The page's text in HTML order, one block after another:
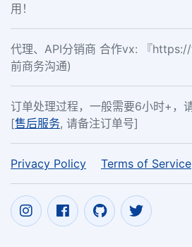
用！
代理、API分销商 合作vx: 『
前商务沟通)
订单处理过程，一般需要6小时+，
[售后服务, 请备注订单号]
Privacy Policy Terms of Service